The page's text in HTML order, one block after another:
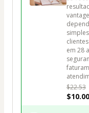
em 28
$22.53
$10.00